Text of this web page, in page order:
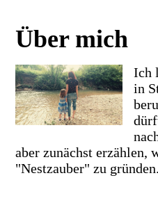
Über mich
Ich
in
aber zunächst erzählen,
"Nestzauber" zu gründen.